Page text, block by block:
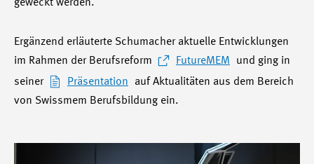
geweckt werden.
Ergänzend erläuterte Schumacher aktuelle Entwicklungen
im Rahmen der Berufsreform
FutureMEM
und ging in
seiner
Präsentation
auf Aktualitäten aus dem Bereich
von Swissmem Berufsbildung ein.